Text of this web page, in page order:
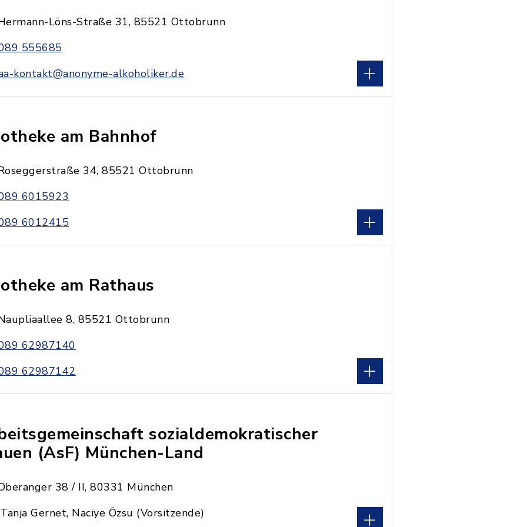
Löns-Straße 31, 85521 Ottobrunn
555685
kontakt@anonyme-alkoholiker.de
am Bahnhof
34, 85521 Ottobrunn
6015923
6012415
am Rathaus
8, 85521 Ottobrunn
62987140
62987142
sozialdemokratischer
(AsF) München-Land
38 / II, 80331 München
Gernet, Naciye Özsu (Vorsitzende)